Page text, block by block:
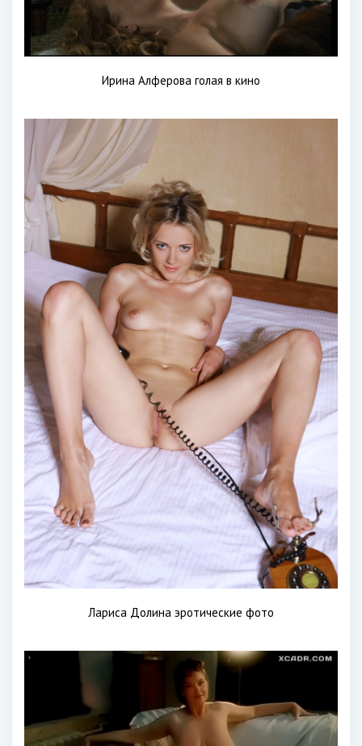
Ирина Алферова голая в кино
Лариса Долина эротические фото